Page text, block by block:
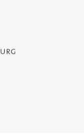
- Service